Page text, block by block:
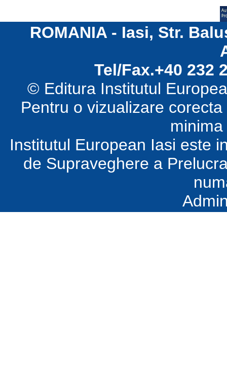
ROMANIA - Iasi, Str.
Tel/Fax.+40 232
© Editura Institutul
Pentru o vizualizare
Institutul European Iasi este
de Supraveghere a